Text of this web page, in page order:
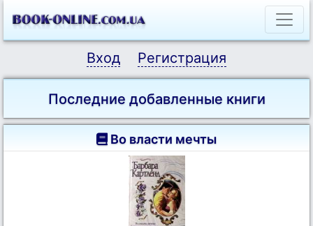
Вход Регистрация
Последние добавленные книги
Во власти мечты